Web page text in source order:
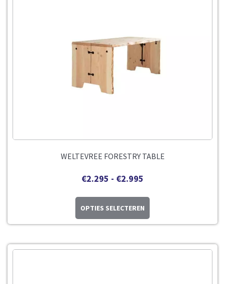
WELTEVREE FORESTRY TABLE
€2.295 - €2.995
OPTIES SELECTEREN